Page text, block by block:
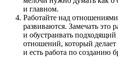
и главном.
Работайте над
развиваются. Замечать это
и обустраивать
отношений, который
и есть р­абота по созданию